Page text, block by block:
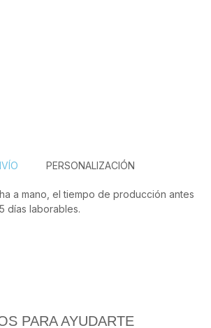
PERSONALIZACIÓN
a mano, el tiempo de producción antes
días laborables.
PARA AYUDARTE